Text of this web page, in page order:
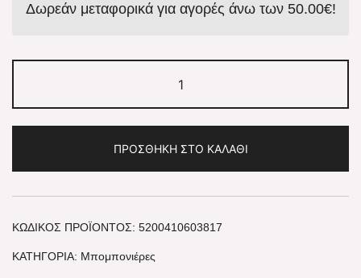
Δωρεάν μεταφορικά για αγορές άνω των 50.00€!
Μονόκερος
Μπλε
ποσότητα
ΠΡΟΣΘΉΚΗ ΣΤΟ ΚΑΛΆΘΙ
ΚΩΔΙΚΌΣ ΠΡΟΪΌΝΤΟΣ: 5200410603817
ΚΑΤΗΓΟΡΊΑ: Μπομπονιέρες